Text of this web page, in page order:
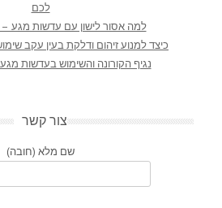
לכם
למה אסור לישון עם עדשות מגע –
כיצד למנוע זיהום ודלקת בעין עקב
נגיף הקורונה והשימוש בעדשות
צור קשר
שם מלא (חובה)